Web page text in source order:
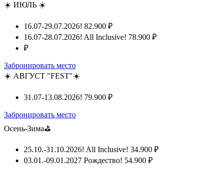
☀️ ИЮЛЬ ☀️
16.07-29.07.2026! 82.900 ₽
16.07-28.07.2026! All Inclusive! 78.900 ₽
₽
Забронировать место
☀️ АВГУСТ "FEST"☀️
31.07-13.08.2026! 79.900 ₽
Забронировать место
Осень-Зима⛳
25.10.-31.10.2026! All Inclusive! 34.900 ₽
03.01.-09.01.2027 Рождество! 54.900 ₽